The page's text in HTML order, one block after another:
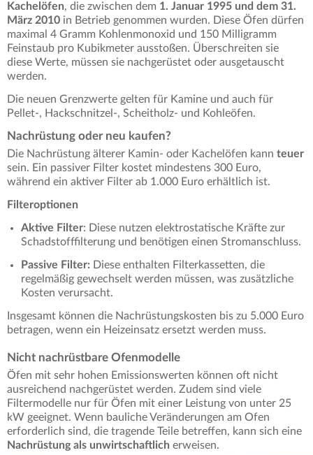
Kachelöfen, die zwischen dem 1. Januar 1995 und dem 31.
März 2010 in Betrieb genommen wurden. Diese Öfen dürfen
maximal 4 Gramm Kohlenmonoxid und 150 Milligramm
Feinstaub pro Kubikmeter ausstoßen. Überschreiten sie
diese Werte, müssen sie nachgerüstet oder ausgetauscht
werden.
Die neuen Grenzwerte gelten für Kamine und auch für
Pellet-, Hackschnitzel-, Scheitholz- und Kohleöfen.
Nachrüstung oder neu kaufen?
Die Nachrüstung älterer Kamin- oder Kachelöfen kann teuer
sein. Ein passiver Filter kostet mindestens 300 Euro,
während ein aktiver Filter ab 1.000 Euro erhältlich ist.
Filteroptionen
Aktive Filter: Diese nutzen elektrostatische Kräfte zur
Schadstofffilterung und benötigen einen Stromanschluss.
Passive Filter: Diese enthalten Filterkassetten, die
regelmäßig gewechselt werden müssen, was zusätzliche
Kosten verursacht.
Insgesamt können die Nachrüstungskosten bis zu 5.000 Euro
betragen, wenn ein Heizeinsatz ersetzt werden muss.
Nicht nachrüstbare Ofenmodelle
Öfen mit sehr hohen Emissionswerten können oft nicht
ausreichend nachgerüstet werden. Zudem sind viele
Filtermodelle nur für Öfen mit einer Leistung von unter 25
kW geeignet. Wenn bauliche Veränderungen am Ofen
erforderlich sind, die tragende Teile betreffen, kann sich eine
Nachrüstung als unwirtschaftlich erweisen.